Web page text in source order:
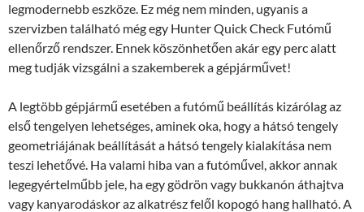
legmodernebb eszköze. Ez még nem minden, ugyanis a
szervizben található még egy Hunter Quick Check Futómű
ellenőrző rendszer. Ennek köszönhetően akár egy perc alatt
meg tudják vizsgálni a szakemberek a gépjárművet!
A legtöbb gépjármű esetében a futómű beállítás kizárólag az
első tengelyen lehetséges, aminek oka, hogy a hátsó tengely
geometriájának beállítását a hátsó tengely kialakítása nem
teszi lehetővé. Ha valami hiba van a futóművel, akkor annak
legegyértelműbb jele, ha egy gödrön vagy bukkanón áthajtva
vagy kanyarodáskor az alkatrész felől kopogó hang hallható. A